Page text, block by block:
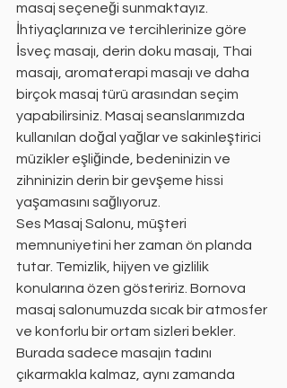
masaj seçeneği sunmaktayız.
İhtiyaçlarınıza ve tercihlerinize göre
İsveç masajı, derin doku masajı, Thai
masajı, aromaterapi masajı ve daha
birçok masaj türü arasından seçim
yapabilirsiniz. Masaj seanslarımızda
kullanılan doğal yağlar ve sakinleştirici
müzikler eşliğinde, bedeninizin ve
zihninizin derin bir gevşeme hissi
yaşamasını sağlıyoruz.
Ses Masaj Salonu, müşteri
memnuniyetini her zaman ön planda
tutar. Temizlik, hijyen ve gizlilik
konularına özen gösteririz. Bornova
masaj salonumuzda sıcak bir atmosfer
ve konforlu bir ortam sizleri bekler.
Burada sadece masajın tadını
çıkarmakla kalmaz, aynı zamanda